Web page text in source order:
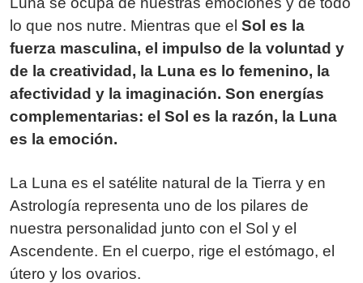
lo que nos nutre. Mientras que el Sol es la
fuerza masculina, el impulso de la voluntad y
de la creatividad, la Luna es lo femenino, la
afectividad y la imaginación. Son energías
complementarias: el Sol es la razón, la Luna
es la emoción.
La Luna es el satélite natural de la Tierra y en
Astrología representa uno de los pilares de
nuestra personalidad junto con el Sol y el
Ascendente. En el cuerpo, rige el estómago, el
útero y los ovarios.